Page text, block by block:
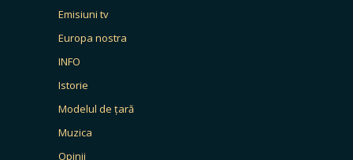
Emisiuni tv
Europa nostra
INFO
Istorie
Modelul de țară
Muzica
Opinii